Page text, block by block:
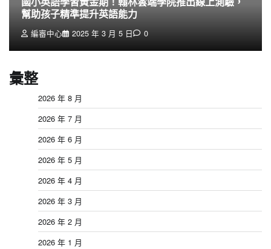
幫助孩子精準提升英語能力
編審中心 2025 年 3 月 5 日 0
彙整
2026 年 8 月
2026 年 7 月
2026 年 6 月
2026 年 5 月
2026 年 4 月
2026 年 3 月
2026 年 2 月
2026 年 1 月